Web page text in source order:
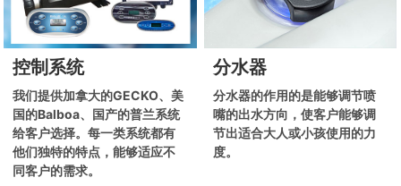
控制系统
我们提供加拿大的GECKO、美
国的Balboa、国产的普兰系统
给客户选择。每一类系统都有
他们独特的特点，能够适应不
同客户的需求。
分水器
分水器的作用的是能够调节喷
嘴的出水方向，使客户能够调
节出适合大人或小孩使用的力
度。